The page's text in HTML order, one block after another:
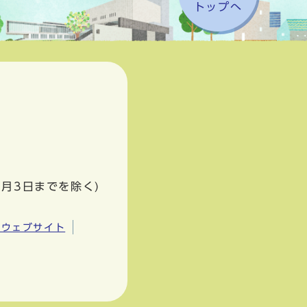
トップへ
3日までを除く)
ェブサイト